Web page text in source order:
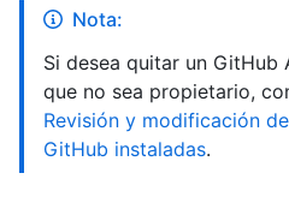
Nota:
Si desea quitar un GitHub
que no sea propietario,
Revisión y modificación
GitHub instaladas.